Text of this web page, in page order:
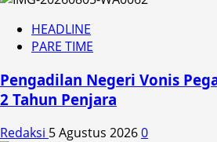
HEADLINE
PARE TIME
Pengadilan Negeri Vonis
2 Tahun Penjara
Redaksi 5 Agustus 20260